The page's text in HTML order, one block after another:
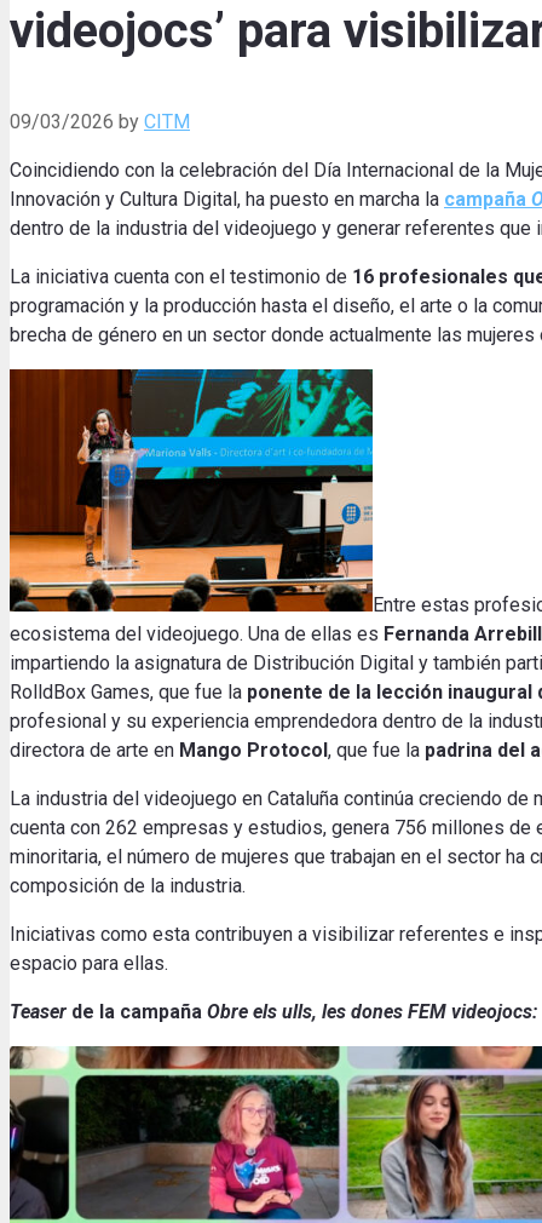
videojocs’ para
09/03/2026 by CITM
Coincidiendo con la celebración del Día Internacional de la
Innovación y Cultura Digital, ha puesto en marcha la campaña
dentro de la industria del videojuego y generar referentes
La iniciativa cuenta con el testimonio de 16 profesionales
programación y la producción hasta el diseño, el arte o la
brecha de género en un sector donde actualmente las
Entre estas
ecosistema del videojuego. Una de ellas es Fernanda
impartiendo la asignatura de Distribución Digital y también
RolldBox Games, que fue la ponente de la lección inaugural
profesional y su experiencia emprendedora dentro de la
directora de arte en Mango Protocol, que fue la padrina del
La industria del videojuego en Cataluña continúa creciendo
cuenta con 262 empresas y estudios, genera 756 millones
minoritaria, el número de mujeres que trabajan en el sector
composición de la industria.
Iniciativas como esta contribuyen a visibilizar referentes e
espacio para ellas.
Teaser de la campaña Obre els ulls, les dones FEM videojocs: